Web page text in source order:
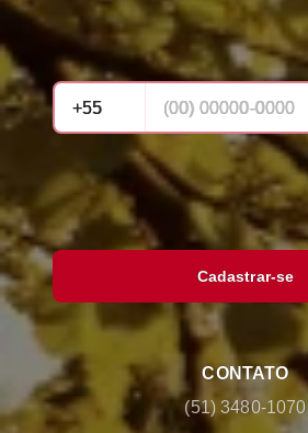
Cadastrar-se
CONTATO
(51) 3480-1070